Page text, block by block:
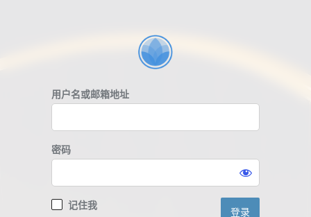
用户名或邮箱地址
密码
记住我